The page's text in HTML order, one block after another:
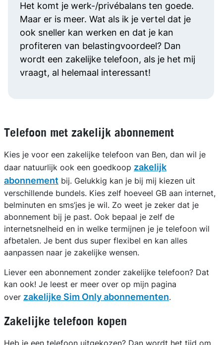
Het komt je werk-/privébalans ten goede.
Maar er is meer. Wat als ik je vertel dat je
ook sneller kan werken en dat je kan
profiteren van belastingvoordeel? Dan
wordt een zakelijke telefoon, als je het mij
vraagt, al helemaal interessant!
Telefoon met zakelijk abonnement
Kies je voor een zakelijke telefoon van Ben, dan wil je
daar natuurlijk ook een goedkoop zakelijk
abonnement bij. Gelukkig kan je bij mij kiezen uit
verschillende bundels. Kies zelf hoeveel GB aan internet,
belminuten en sms’jes je wil. Zo weet je zeker dat je
abonnement bij je past. Ook bepaal je zelf de
internetsnelheid en in welke termijnen je je telefoon wil
afbetalen. Je bent dus super flexibel en kan alles
aanpassen naar je zakelijke wensen.
Liever een abonnement zonder zakelijke telefoon? Dat
kan ook! Je leest er meer over op mijn pagina
over zakelijke Sim Only abonnementen.
Zakelijke telefoon kopen